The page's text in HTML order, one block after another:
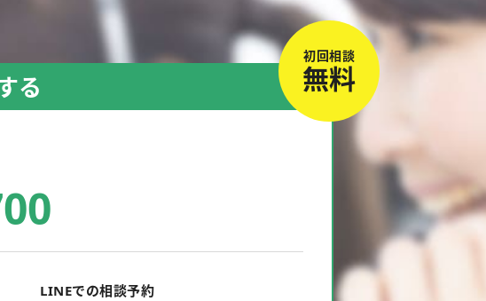
初回相談
無料
る
LINEでの相談予約